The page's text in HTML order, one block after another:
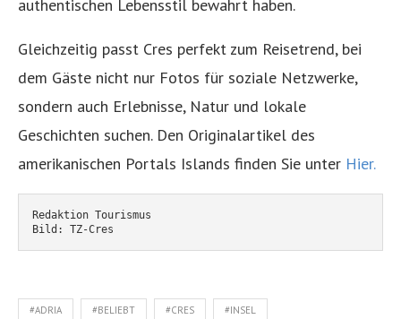
authentischen Lebensstil bewahrt haben.
Gleichzeitig passt Cres perfekt zum Reisetrend, bei
dem Gäste nicht nur Fotos für soziale Netzwerke,
sondern auch Erlebnisse, Natur und lokale
Geschichten suchen. Den Originalartikel des
amerikanischen Portals Islands finden Sie unter Hier.
Redaktion Tourismus
Bild: TZ-Cres
#ADRIA #BELIEBT #CRES #INSEL